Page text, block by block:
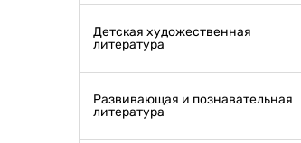
Детская художественная
литература
Развивающая и познавательная
литература